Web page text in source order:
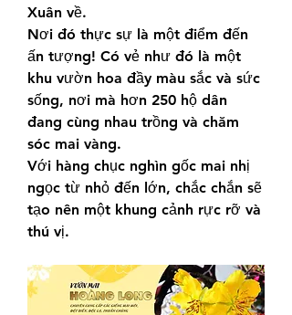
Xuân về.
Nơi đó thực sự là một điểm đến
ấn tượng! Có vẻ như đó là một
khu vườn hoa đầy màu sắc và sức
sống, nơi mà hơn 250 hộ dân
đang cùng nhau trồng và chăm
sóc mai vàng.
Với hàng chục nghìn gốc mai nhị
ngọc từ nhỏ đến lớn, chắc chắn sẽ
tạo nên một khung cảnh rực rỡ và
thú vị.